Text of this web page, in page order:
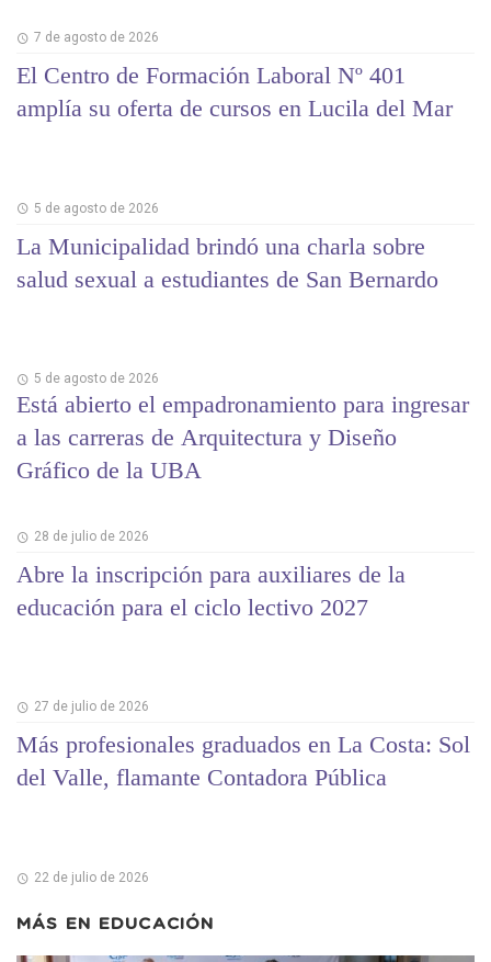
7 de agosto de 2026
El Centro de Formación Laboral Nº 401
amplía su oferta de cursos en Lucila del Mar
5 de agosto de 2026
La Municipalidad brindó una charla sobre
salud sexual a estudiantes de San Bernardo
5 de agosto de 2026
Está abierto el empadronamiento para ingresar
a las carreras de Arquitectura y Diseño
Gráfico de la UBA
28 de julio de 2026
Abre la inscripción para auxiliares de la
educación para el ciclo lectivo 2027
27 de julio de 2026
Más profesionales graduados en La Costa: Sol
del Valle, flamante Contadora Pública
22 de julio de 2026
MÁS EN EDUCACIÓN